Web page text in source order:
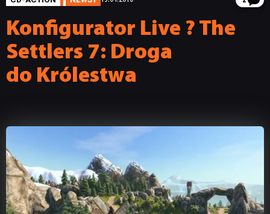
Konfigurator Live ? The
Settlers 7: Droga
do Królestwa